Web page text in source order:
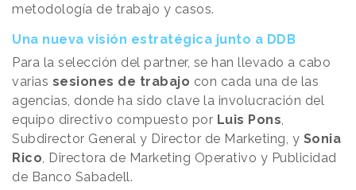
metodología de trabajo y casos.
Una nueva visión estratégica junto a DDB
Para la selección del partner, se han llevado a cabo
varias sesiones de trabajo con cada una de las
agencias, donde ha sido clave la involucración del
equipo directivo compuesto por Luis Pons,
Subdirector General y Director de Marketing, y Sonia
Rico, Directora de Marketing Operativo y Publicidad
de Banco Sabadell.